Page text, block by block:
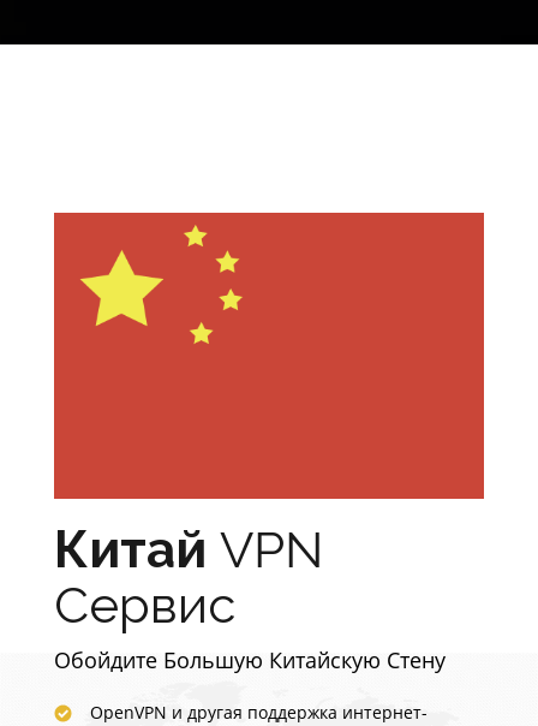
Китай VPN
Сервис
Обойдите Большую Китайскую Стену
OpenVPN и другая поддержка интернет-